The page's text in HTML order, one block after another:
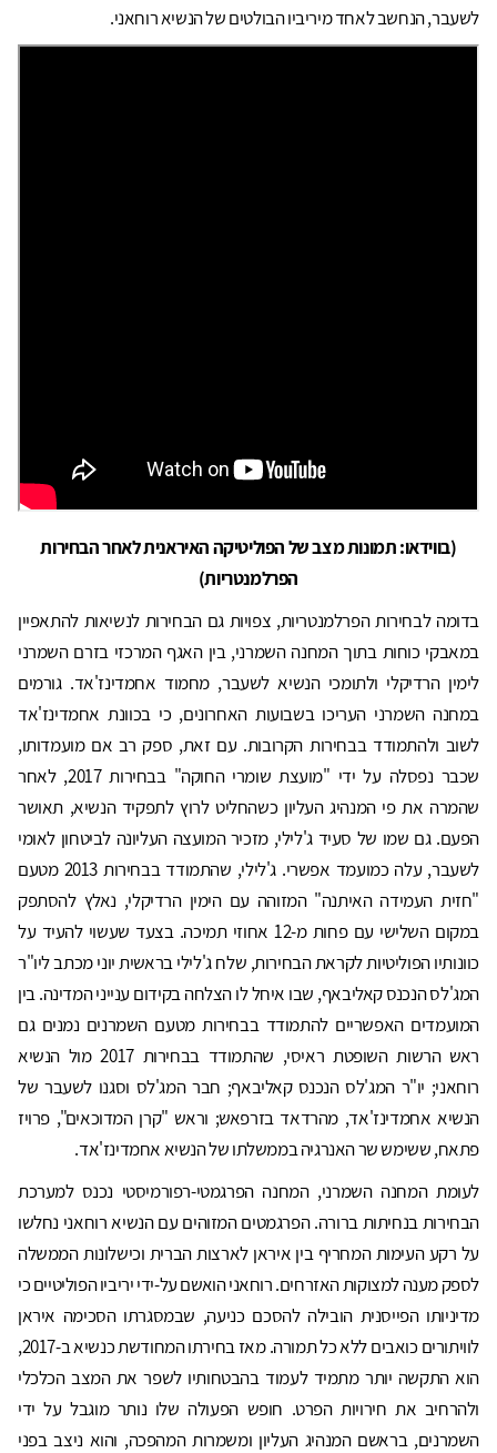
לשעבר, הנחשב לאחד מיריביו הבולטים של הנשיא רוחאני.
(בווידאו: תמונות מצב של הפוליטיקה האיראנית לאחר הבחירות
הפרלמנטריות)
בדומה לבחירות הפרלמנטריות, צפויות גם הבחירות לנשיאות להתאפיין
במאבקי כוחות בתוך המחנה השמרני, בין האגף המרכזי בזרם השמרני
לימין הרדיקלי ולתומכי הנשיא לשעבר, מחמוד אחמדינז'אד. גורמים
במחנה השמרני העריכו בשבועות האחרונים, כי בכוונת אחמדינז'אד
לשוב ולהתמודד בבחירות הקרובות. עם זאת, ספק רב אם מועמדותו,
שכבר נפסלה על ידי "מועצת שומרי החוקה" בבחירות 2017, לאחר
שהמרה את פי המנהיג העליון כשהחליט לרוץ לתפקיד הנשיא, תאושר
הפעם. גם שמו של סעיד ג'לילי, מזכיר המועצה העליונה לביטחון לאומי
לשעבר, עלה כמועמד אפשרי. ג'לילי, שהתמודד בבחירות 2013 מטעם
"חזית העמידה האיתנה" המזוהה עם הימין הרדיקלי, נאלץ להסתפק
במקום השלישי עם פחות מ-12 אחוזי תמיכה. בצעד שעשוי להעיד על
כוונותיו הפוליטיות לקראת הבחירות, שלח ג'לילי בראשית יוני מכתב ליו"ר
המג'לס הנכנס קאליבאף, שבו איחל לו הצלחה בקידום ענייני המדינה. בין
המועמדים האפשריים להתמודד בבחירות מטעם השמרנים נמנים גם
ראש הרשות השופטת ראיסי, שהתמודד בבחירות 2017 מול הנשיא
רוחאני; יו"ר המג'לס הנכנס קאליבאף; חבר המג'לס וסגנו לשעבר של
הנשיא אחמדינז'אד, מהרדאד בזרפאש; וראש "קרן המדוכאים", פרויז
פתאח, ששימש שר האנרגיה בממשלתו של הנשיא אחמדינז'אד.
לעומת המחנה השמרני, המחנה הפרגמטי-רפורמיסטי נכנס למערכת
הבחירות בנחיתות ברורה. הפרגמטים המזוהים עם הנשיא רוחאני נחלשו
על רקע העימות המחריף בין איראן לארצות הברית וכישלונות הממשלה
לספק מענה למצוקות האזרחים. רוחאני הואשם על-ידי יריביו הפוליטיים כי
מדיניותו הפייסנית הובילה להסכם כניעה, שבמסגרתו הסכימה איראן
לוויתורים כואבים ללא כל תמורה. מאז בחירתו המחודשת כנשיא ב-2017,
הוא התקשה יותר מתמיד לעמוד בהבטחותיו לשפר את המצב הכלכלי
ולהרחיב את חירויות הפרט. חופש הפעולה שלו נותר מוגבל על ידי
השמרנים, בראשם המנהיג העליון ומשמרות המהפכה, והוא ניצב בפני